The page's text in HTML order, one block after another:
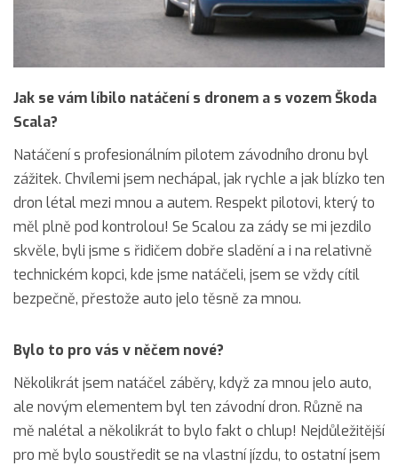
Jak se vám líbilo natáčení s dronem a s vozem Škoda
Scala?
Natáčení s profesionálním pilotem závodního dronu byl
zážitek. Chvílemi jsem nechápal, jak rychle a jak blízko ten
dron létal mezi mnou a autem. Respekt pilotovi, který to
měl plně pod kontrolou! Se Scalou za zády se mi jezdilo
skvěle, byli jsme s řidičem dobře sladění a i na relativně
technickém kopci, kde jsme natáčeli, jsem se vždy cítil
bezpečně, přestože auto jelo těsně za mnou.
Bylo to pro vás v něčem nové?
Několikrát jsem natáčel záběry, když za mnou jelo auto,
ale novým elementem byl ten závodní dron. Různě na
mě nalétal a několikrát to bylo fakt o chlup! Nejdůležitější
pro mě bylo soustředit se na vlastní jízdu, to ostatní jsem